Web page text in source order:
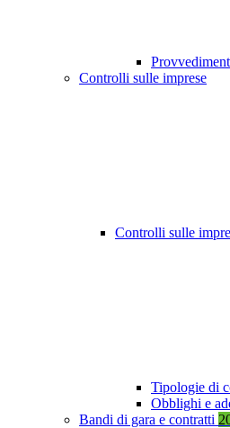
Controlli sulle imprese
Controlli sulle
Tipologie di
Obblighi e
Bandi di gara e contratti